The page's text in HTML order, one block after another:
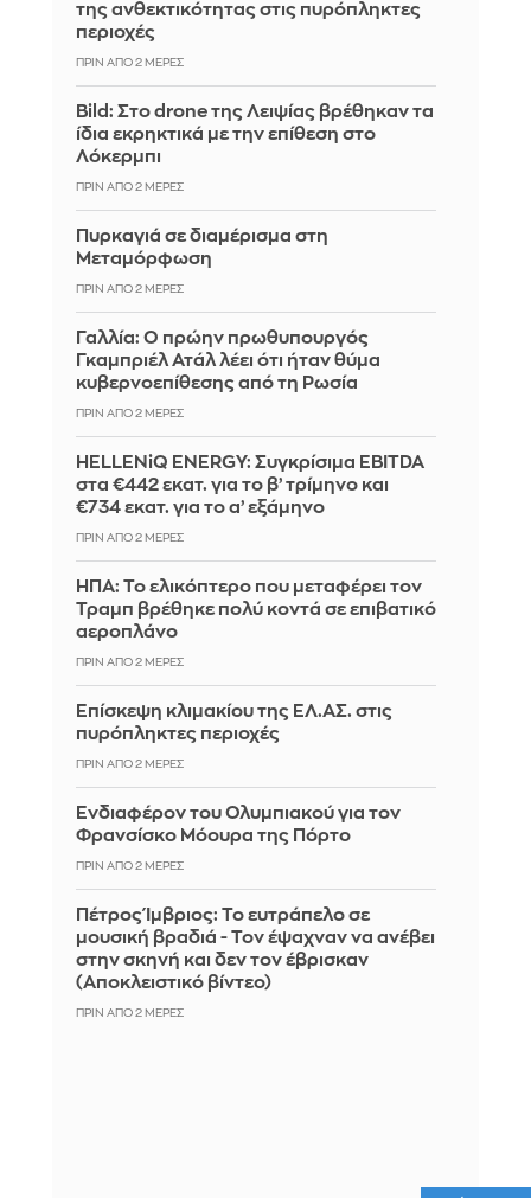
της ανθεκτικότητας στις πυρόπληκτες
περιοχές
ΠΡΙΝ ΑΠΌ 2 ΜΈΡΕΣ
Bild: Στο drone της Λειψίας βρέθηκαν τα
ίδια εκρηκτικά με την επίθεση στο
Λόκερμπι
ΠΡΙΝ ΑΠΌ 2 ΜΈΡΕΣ
Πυρκαγιά σε διαμέρισμα στη
Μεταμόρφωση
ΠΡΙΝ ΑΠΌ 2 ΜΈΡΕΣ
Γαλλία: Ο πρώην πρωθυπουργός
Γκαμπριέλ Ατάλ λέει ότι ήταν θύμα
κυβερνοεπίθεσης από τη Ρωσία
ΠΡΙΝ ΑΠΌ 2 ΜΈΡΕΣ
HELLENiQ ENERGY: Συγκρίσιμα EBITDA
στα €442 εκατ. για το β’ τρίμηνο και
€734 εκατ. για το α’ εξάμηνο
ΠΡΙΝ ΑΠΌ 2 ΜΈΡΕΣ
ΗΠΑ: Το ελικόπτερο που μεταφέρει τον
Τραμπ βρέθηκε πολύ κοντά σε επιβατικό
αεροπλάνο
ΠΡΙΝ ΑΠΌ 2 ΜΈΡΕΣ
Επίσκεψη κλιμακίου της ΕΛ.ΑΣ. στις
πυρόπληκτες περιοχές
ΠΡΙΝ ΑΠΌ 2 ΜΈΡΕΣ
Ενδιαφέρον του Ολυμπιακού για τον
Φρανσίσκο Μόουρα της Πόρτο
ΠΡΙΝ ΑΠΌ 2 ΜΈΡΕΣ
Πέτρος Ίμβριος: Το ευτράπελο σε
μουσική βραδιά - Τον έψαχναν να ανέβει
στην σκηνή και δεν τον έβρισκαν
(Αποκλειστικό βίντεο)
ΠΡΙΝ ΑΠΌ 2 ΜΈΡΕΣ